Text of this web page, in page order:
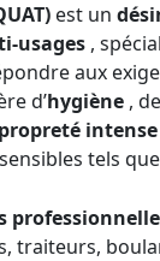
est un
usages ,
aux
d’hygiène , de
propreté intense
tels
traiteurs,